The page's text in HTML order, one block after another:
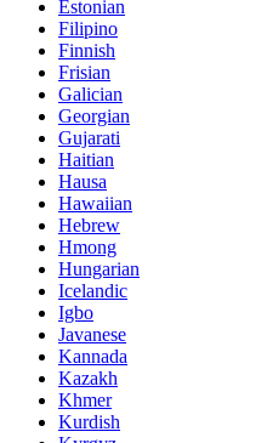
Estonian
Filipino
Finnish
Frisian
Galician
Georgian
Gujarati
Haitian
Hausa
Hawaiian
Hebrew
Hmong
Hungarian
Icelandic
Igbo
Javanese
Kannada
Kazakh
Khmer
Kurdish